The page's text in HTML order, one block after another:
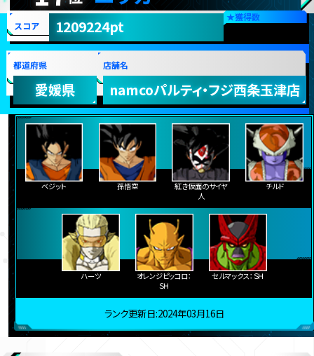
★獲得数
スコア 1209224pt
都道府県
愛媛県
店舗名
namcoパルティ・フジ西条玉津店
ベジット 孫悟空
紅き仮面のサイヤ
人
チルド
ハーツ
オレンジピッコロ：
ＳＨ
セルマックス：ＳＨ
ランク更新日:2024年03月16日